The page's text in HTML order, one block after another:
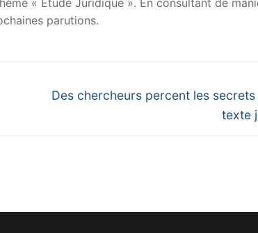
« Etude Juridique ». En consultant de
parutions.
Next
Des chercheurs percent les
texte